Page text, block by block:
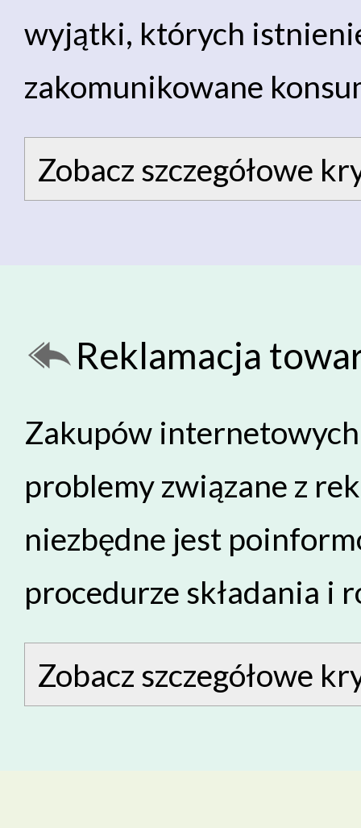
wyjątki, których
zakomunikowane
Zobacz szczegółowe
Reklamacja
Zakupów
problemy związane z
niezbędne jest
procedurze składania i
Zobacz szczegółowe